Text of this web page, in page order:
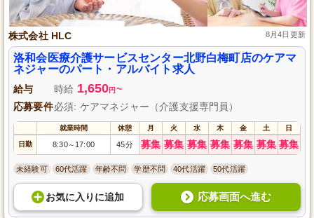
株式会社 HLC 8月4日更新
洛和会医療介護サービスセンター北野白梅町店のケアマ
ネジャーのパート・アルバイト求人
給与 時給 1,650円 ~
応募要件必須: ケアマネジャー（介護支援専門員）
就業時間 休憩 月 火 水 木 金 土 日
日勤 8:30～ 17:00 45分 募集 募集 募集 募集 募集 募集 募集
未経験可 60代活躍 年齢不問 学歴不問 40代活躍 50代活躍
お気に入り に追加 応募画面へ進む